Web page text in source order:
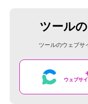
ツール
ツールのウェブサ
ウェブサ